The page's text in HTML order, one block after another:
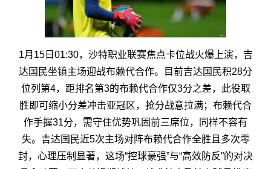
1月15日01:30，沙特职业联赛焦点卡位战火爆上演，吉
达国民坐镇主场迎战布赖代合作。目前吉达国民积28分
位列第4，距排名第3的布赖代合作仅3分之差，此役取
胜即可缩小分差冲击亚冠区，抢分战意拉满；布赖代合
作手握31分，需守住优势巩固前三席位，同样不容有
失。吉达国民近5次主场对阵布赖代合作全胜且多次零
封，心理压制显著，这场“控球豪强”与“高效防反”的对决